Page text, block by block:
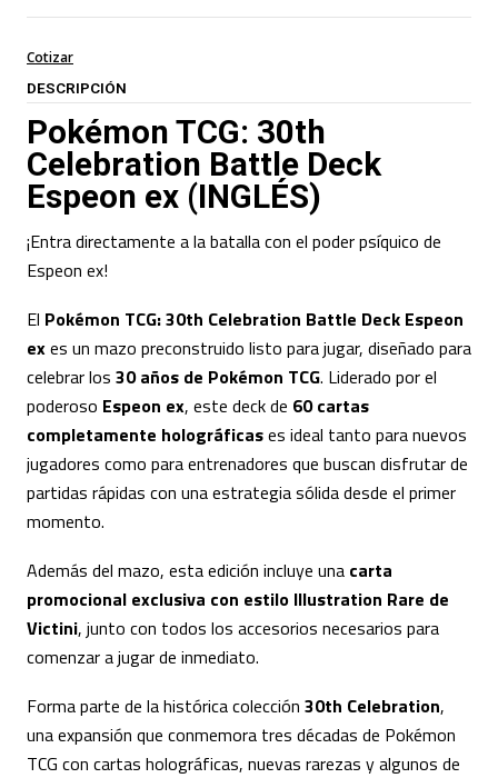
Cotizar
DESCRIPCIÓN
Pokémon TCG: 30th
Celebration Battle Deck
Espeon ex (INGLÉS)
¡Entra directamente a la batalla con el poder psíquico de
Espeon ex!
El Pokémon TCG: 30th Celebration Battle Deck Espeon
exes un mazo preconstruido listo para jugar, diseñado para
celebrar los 30 años de Pokémon TCG. Liderado por el
poderoso Espeon ex, este deck de 60 cartas
completamente holográficases ideal tanto para nuevos
jugadores como para entrenadores que buscan disfrutar de
partidas rápidas con una estrategia sólida desde el primer
momento.
Además del mazo, esta edición incluye una carta
promocional exclusiva con estilo Illustration Rare de
Victini, junto con todos los accesorios necesarios para
comenzar a jugar de inmediato.
Forma parte de la histórica colección 30th Celebration,
una expansión que conmemora tres décadas de Pokémon
TCG con cartas holográficas, nuevas rarezas y algunos de